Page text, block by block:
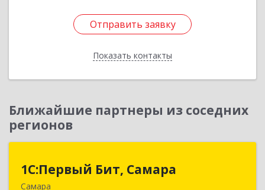
Отправить заявку
Показать контакты
Отправить заявку
Назад
Ближайшие партнеры из соседних
регионов
1С:Первый Бит, Самара
Самара
1С:Первый Бит, Самара